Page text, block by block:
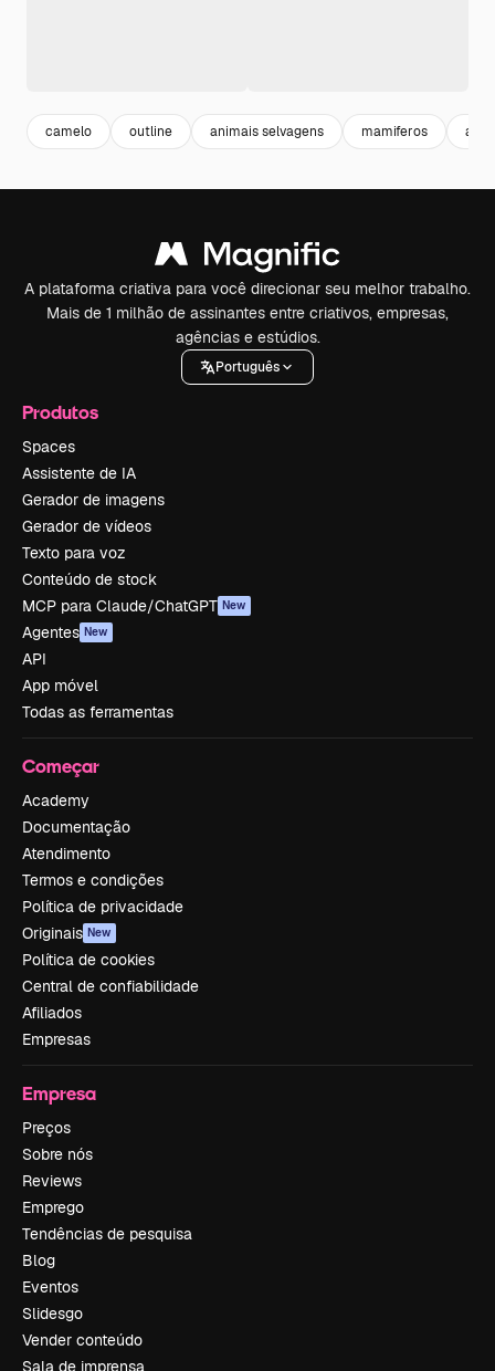
camelo outline animais selvagens mamiferos
A plataforma criativa para você direcionar seu melhor trabalho.
Mais de 1 milhão de assinantes entre criativos, empresas,
agências e estúdios.
Português
Produtos
Spaces
Assistente de IA
Gerador de imagens
Gerador de vídeos
Texto para voz
Conteúdo de stock
MCP para Claude/ChatGPT New
Agentes New
API
App móvel
Todas as ferramentas
Começar
Academy
Documentação
Atendimento
Termos e condições
Política de privacidade
Originais New
Política de cookies
Central de confiabilidade
Afiliados
Empresas
Empresa
Preços
Sobre nós
Reviews
Emprego
Tendências de pesquisa
Blog
Eventos
Slidesgo
Vender conteúdo
Sala de imprensa